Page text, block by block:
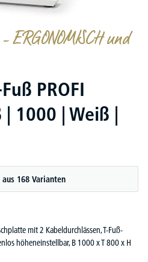
ERGONOMISCH und
PROFI
1000 | Weiß |
aus 168 Varianten
mit 2 Kabeldurchlässen, T-Fuß-
höheneinstellbar, B 1000 x T 800 x H